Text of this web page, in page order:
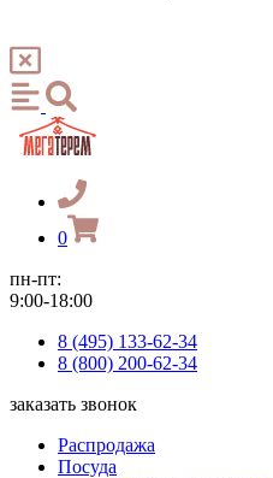
0
пн-пт:
9:00-18:00
8 (495) 133-62-34
8 (800) 200-62-34
заказать звонок
Распродажа
Посуда